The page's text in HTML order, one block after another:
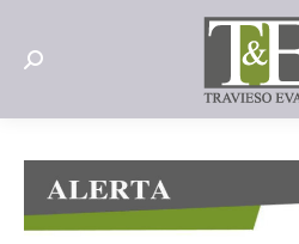
Search: